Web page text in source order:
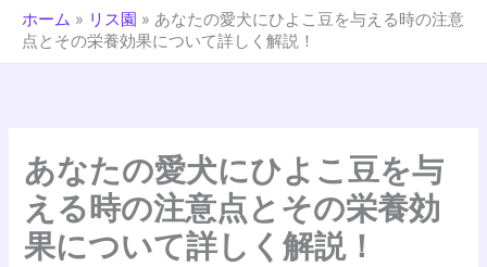
ホーム » リス園 » あなたの愛犬にひよこ豆を与える時の注意
点とその栄養効果について詳しく解説！
あなたの愛犬にひよこ豆を与
える時の注意点とその栄養効
果について詳しく解説！